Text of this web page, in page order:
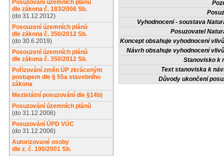
Posuzování územních plánů
dle zákona č. 183/2006 Sb.
(do 31.12.2012)
Posouzení územních plánů
dle zákona č. 350/2012 Sb.
(do 30.6.2019)
Posouzení územních plánů
dle zákona č. 350/2012 Sb.
Pořizování změn ÚP zkráceným
postupem dle § 55a stavebního
zákona
Mezistátní posuzování dle §14b)
Posuzování územních plánů
(do 31.12.2006)
Posuzování ÚPD VÚC
(do 31.12.2006)
Autorizované osoby
dle z. č. 100/2001 Sb.
Vyhodnocení - soustava
Posuzovatel
Koncept obsahuje vyhodnocení
Návrh obsahuje vyhodnocení
Stanovisko k
Text stanoviska k
Důvody ukončení